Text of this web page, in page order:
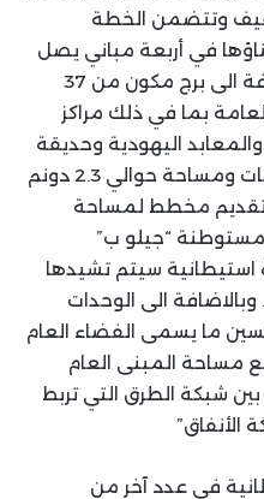
وتتضمن الخطة
بناؤها في أربعة مباني يصل
ارتفاعها الى ثمانية طوابق اضافة الى برج مكون من 37
بما في ذلك مراكز
والمعابد اليهودية وحديقة
على مساحة حوالي أربعة دونمات ومساحة حوالي 2.3 دونم
تقديم مخطط لمساحة
1.8 دونم في مستوطنة “جيلو ب”
بناء 160 وحدة استيطانية سيتم تشيدها
من 28 طابقا . وبالاضافة الى الوحدات
ما يسمى الفضاء العام
مساحة المبنى العام
شبكة الطرق التي تربط
الأنفاق”
في عدد آخر من